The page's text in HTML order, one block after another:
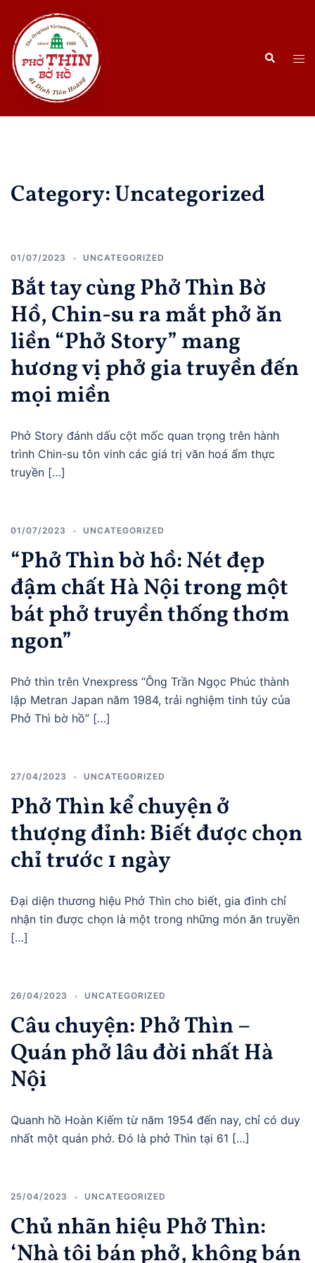
content
Search
Category:Uncategorized
01/07/2023 UNCATEGORIZED
Bắt tay cùng Phở Thìn Bờ
Hồ, Chin-su ra mắt phở ăn
liền “Phở Story” mang
hương vị phở gia truyền đến
mọi miền
Phở Story đánh dấu cột mốc quan trọng trên hành
trình Chin-su tôn vinh các giá trị văn hoá ẩm thực
truyền […]
01/07/2023 UNCATEGORIZED
“Phở Thìn bờ hồ: Nét đẹp
đậm chất Hà Nội trong một
bát phở truyền thống thơm
ngon”
Phở thìn trên Vnexpress “Ông Trần Ngọc Phúc thành
lập Metran Japan năm 1984, trải nghiệm tinh túy của
Phở Thì bờ hồ” […]
27/04/2023 UNCATEGORIZED
Phở Thìn kể chuyện ở
thượng đỉnh: Biết được chọn
chỉ trước 1 ngày
Đại diện thương hiệu Phở Thìn cho biết, gia đình chỉ
nhận tin được chọn là một trong những món ăn truyền
[…]
26/04/2023 UNCATEGORIZED
Câu chuyện: Phở Thìn –
Quán phở lâu đời nhất Hà
Nội
Quanh hồ Hoàn Kiếm từ năm 1954 đến nay, chỉ có duy
nhất một quán phở. Đó là phở Thìn tại 61 […]
25/04/2023 UNCATEGORIZED
Chủ nhãn hiệu Phở Thìn:
‘Nhà tôi bán phở, không bán